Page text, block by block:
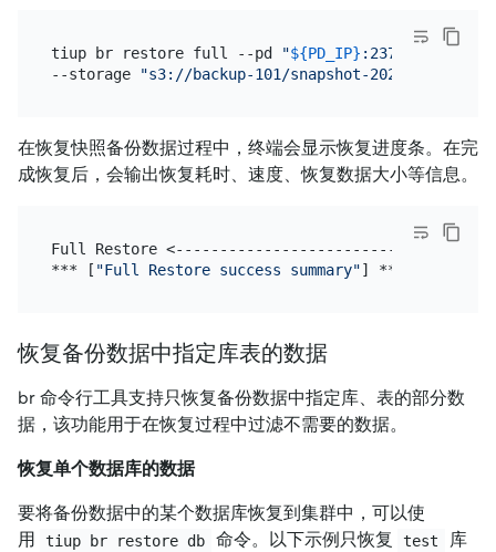
tiup br restore full --pd "${PD_IP} :2379"
--storage
"s3://backup-101/snapshot-
在恢复快照备份数据过程中，终端会显示恢复进度条。在完
成恢复后，会输出恢复耗时、速度、恢复数据大小等信息。
Full Restore
*** [ "Full Restore success summary"
恢复备份数据中指定库表的数据
br 命令行工具支持只恢复备份数据中指定库、表的部分数
据，该功能用于在恢复过程中过滤不需要的数据。
恢复单个数据库的数据
要将备份数据中的某个数据库恢复到集群中，可以使
用
tiup br restore db 命令。以下示例只恢复 test
库